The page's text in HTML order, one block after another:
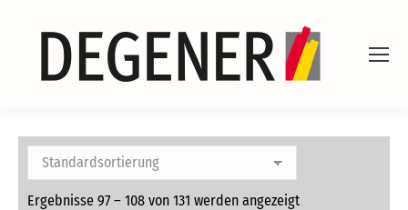
Ergebnisse 97 – 108 von 131 werden angezeigt